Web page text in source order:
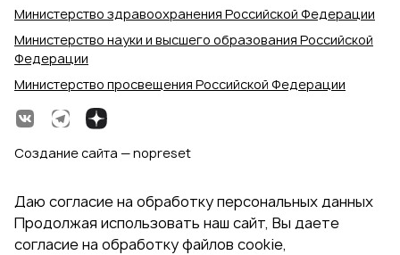
Министерство здравоохранения Российской Федерации
Министерство науки и высшего образования Российской
Федерации
Министерство просвещения Российской Федерации
Создание сайта — nopreset
Даю согласие на обработку персональных данных
Продолжая использовать наш сайт, Вы даете
согласие на обработку файлов cookie,